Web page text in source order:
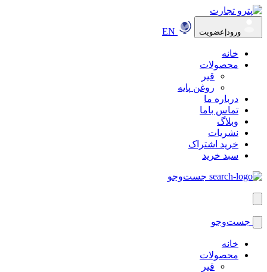
ورود|عضویت
خانه
محصولات
قیر
روغن پایه
درباره ما
تماس باما
وبلاگ
نشریات
خرید اشتراک
سبد خرید
جست‌وجو
جست‌وجو
خانه
محصولات
قیر